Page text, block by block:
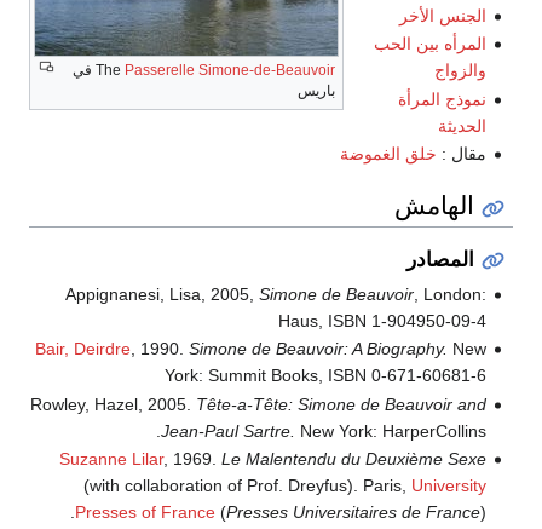
The Passerelle Simone-de-Beauvoir
في
باريس
الجنس الأخر
المرأه بين الحب
والزواج
نموذج المرأة
الحديثة
مقال : خلق الغموضة
الهامش
المصادر
Appignanesi, Lisa, 2005, Simone de Beauvoir, London:
Haus, ISBN 1-904950-09-4
Bair, Deirdre, 1990. Simone de Beauvoir: A Biography. New
York: Summit Books, ISBN 0-671-60681-6
Rowley, Hazel, 2005. Tête-a-Tête: Simone de Beauvoir and
Jean-Paul Sartre. New York: HarperCollins.
Suzanne Lilar, 1969. Le Malentendu du Deuxième Sexe
(with collaboration of Prof. Dreyfus). Paris, University
Presses of France(Presses Universitaires de France).